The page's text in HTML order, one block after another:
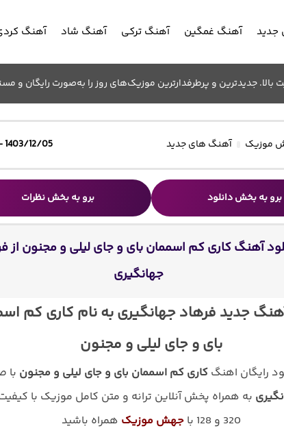
جدید آهنگ غمگین آهنگ ترکی آهنگ شاد آهنگ
جدیدترین و پرطرفدارترین موزیک‌های روز را به‌صورت رایگان و
موزیک آهنگ های جدید 1403/12/05 - ۱۹:۰۲
برو به بخش دانلود برو به بخش نظرات
آهنگ کاری کم اسممان بای و جای لیلی و مجنون از
جهانگیری
جدید فرهاد جهانگیری به نام کاری کم
بای و جای لیلی و مجنون
رایگان اهنگکاری کم اسممان بای و جای لیلی و مجنون با
به همراه پخش آنلاین ترانه و متن کامل موزیک با
320 و 128 با
جهش موزیک همراه باشید